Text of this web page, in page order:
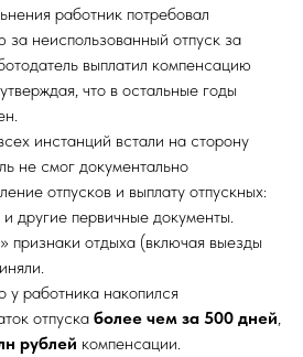
работник потребовал
за неиспользованный отпуск за
выплатил компенсацию
что в остальные годы
инстанций встали на сторону
не смог документально
отпусков и выплату отпускных:
другие первичные документы.
признаки отдыха (включая выезды
у работника накопился
отпуска более чем за 500 дней,
рублей компенсации.